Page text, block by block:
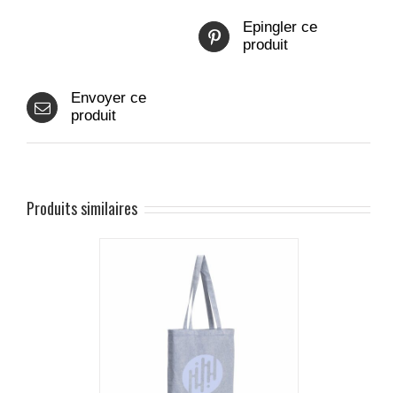
Epingler ce
produit
Envoyer ce
produit
Produits similaires